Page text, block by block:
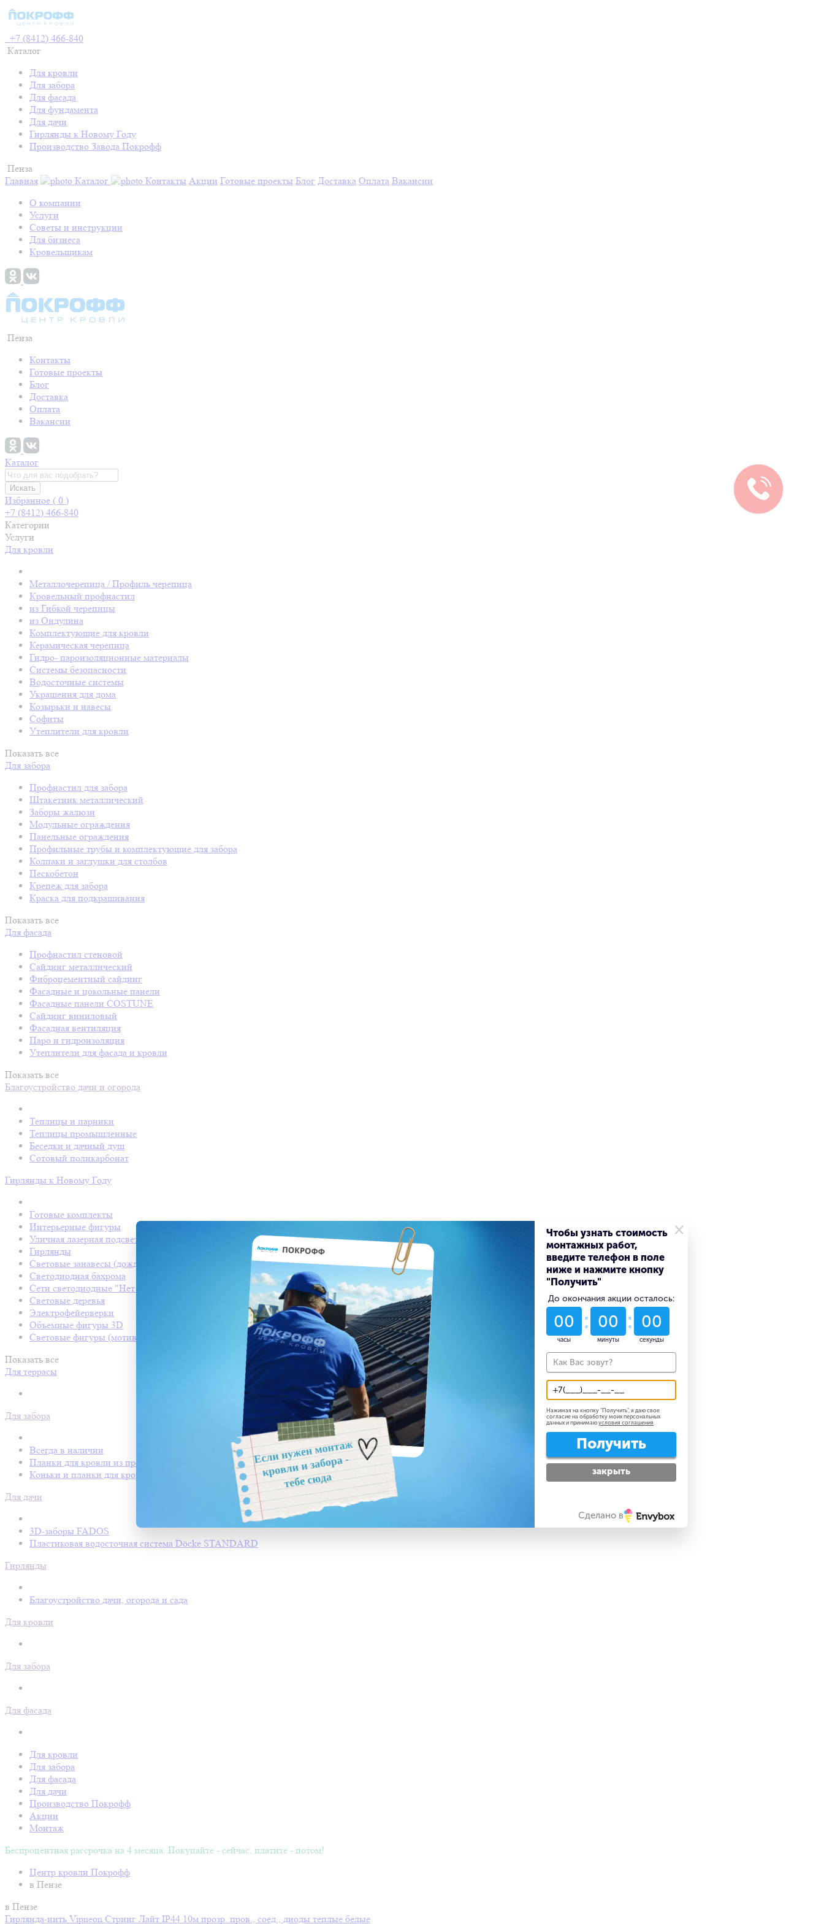
+7 (8412) 466-840
Каталог
Для кровли
Для забора
Для фасада
Для фундамента
Для дачи
Гирлянды к Новому Году
Производство Завода Покрофф
Пенза
Главная
Каталог Контакты Акции Готовые проекты Блог Доставка Оплата Вакансии
О компании
Услуги
Советы и инструкции
Для бизнеса
Кровельщикам
Пенза
Контакты
Готовые проекты
Блог
Доставка
Оплата
Вакансии
Каталог
Искать
Избранное ( 0 )
+7 (8412) 466-840
Категории
Услуги
Для кровли
Металлочерепица / Профиль черепица
Кровельный профнастил
из Гибкой черепицы
из Ондулина
Комплектующие для кровли
Керамическая черепица
Гидро- пароизоляционные материалы
Системы безопасности
Водосточные системы
Украшения для дома
Козырьки и навесы
Софиты
Утеплители для кровли
Показать все
Для забора
Профнастил для забора
Штакетник металлический
Заборы жалюзи
Модульные ограждения
Панельные ограждения
Профильные трубы и комплектующие для забора
Колпаки и заглушки для столбов
Пескобетон
Крепеж для забора
Краска для подкрашивания
Показать все
Для фасада
Профнастил стеновой
Сайдинг металлический
Фиброцементный сайдинг
Фасадные и цокольные панели
Фасадные панели COSTUNE
Сайдинг виниловый
Фасадная вентиляция
Паро и гидроизоляция
Утеплители для фасада и кровли
Показать все
Благоустройство дачи и огорода
Теплицы и парники
Теплицы промышленные
Беседки и дачный душ
Сотовый поликарбонат
Гирлянды к Новому Году
Готовые комплекты
Интерьерные фигуры
Уличная лазерная подсветка
Гирлянды
Световые занавесы (дождь светодиодный)
Светодиодная бахрома
Сети светодиодные "Нет Лайт"
Световые деревья
Электрофейерверки
Объемные фигуры 3D
Световые фигуры (мотивы)
Показать все
Для террасы
Для забора
Всегда в наличии
Планки для кровли из профнастила
Коньки и планки для кровли Покрофф
Для дачи
3D-заборы FADOS
Пластиковая водосточная система Döcke STANDARD
Гирлянды
Благоустройство дачи, огорода и сада
Для кровли
Для забора
Для фасада
Для кровли
Для забора
Для фасада
Для дачи
Производство Покрофф
Акции
Монтаж
Беспроцентная рассрочка на 4 месяца. Покупайте - сейчас, платите - потом!
Центр кровли Покрофф
в Пензе
в Пензе
Гирлянда-нить Vipneon Стринг Лайт IP44 10м прозр. пров., соед., диоды теплые белые
×
Чтобы узнать стоимость
монтажных работ,
введите телефон в поле
ниже и нажмите кнопку
"Получить"
До окончания акции осталось:
53
дни
06
часы
12
минуты
Нажимая на кнопку "Получить", я даю свое
согласие на обработку моих персональных
данных и принимаю условия соглашения
Получить
закрыть
Сделано в